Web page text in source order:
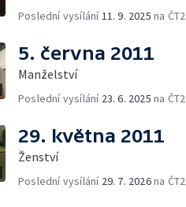
Poslední vysílání11. 9. 2025 na ČT2
5. června 2011
Manželství
Poslední vysílání 23. 6. 2025 na ČT2
29. května 2011
Ženství
Poslední vysílání 29. 7. 2026na ČT2